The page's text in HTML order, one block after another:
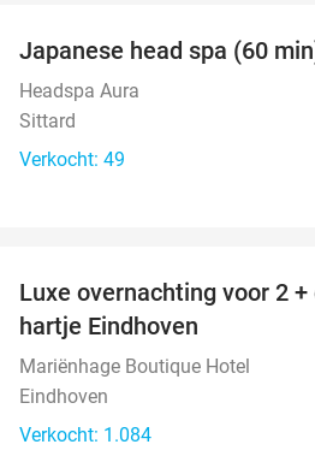
Japanese head spa (60
Headspa Aura
Sittard
Verkocht: 49
Luxe overnachting voor 2
hartje Eindhoven
Mariënhage Boutique Hotel
Eindhoven
Verkocht: 1.084